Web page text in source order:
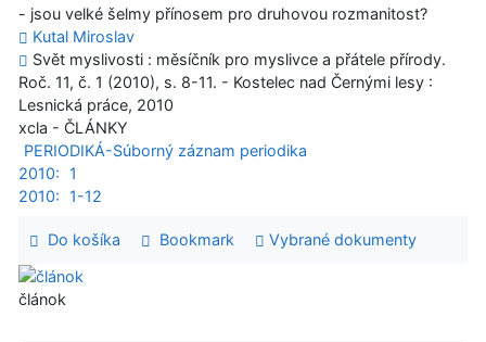
- jsou velké šelmy přínosem pro druhovou rozmanitost?
Kutal Miroslav
Svět myslivosti : měsíčník pro myslivce a přátele přírody.
Roč. 11, č. 1 (2010), s. 8-11. - Kostelec nad Černými lesy :
Lesnická práce, 2010
xcla - ČLÁNKY
PERIODIKÁ-Súborný záznam periodika
2010:
1
2010:
1-12
Do košíka Bookmark Vybrané dokumenty
článok